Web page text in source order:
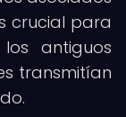
crucial para
antiguos
transmitían